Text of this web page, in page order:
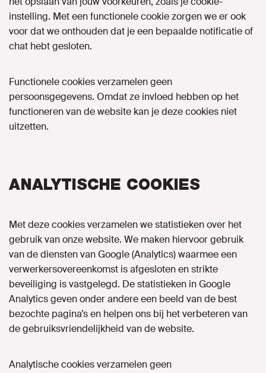
instelling. Met een functionele cookie zorgen we er ook
voor dat we onthouden dat je een bepaalde notificatie of
chat hebt gesloten.
Functionele cookies verzamelen geen
persoonsgegevens. Omdat ze invloed hebben op het
functioneren van de website kan je deze cookies niet
uitzetten.
ANALYTISCHE COOKIES
Met deze cookies verzamelen we statistieken over het
gebruik van onze website. We maken hiervoor gebruik
van de diensten van Google (Analytics) waarmee een
verwerkersovereenkomst is afgesloten en strikte
beveiliging is vastgelegd. De statistieken in Google
Analytics geven onder andere een beeld van de best
bezochte pagina’s en helpen ons bij het verbeteren van
de gebruiksvriendelijkheid van de website.
Analytische cookies verzamelen geen